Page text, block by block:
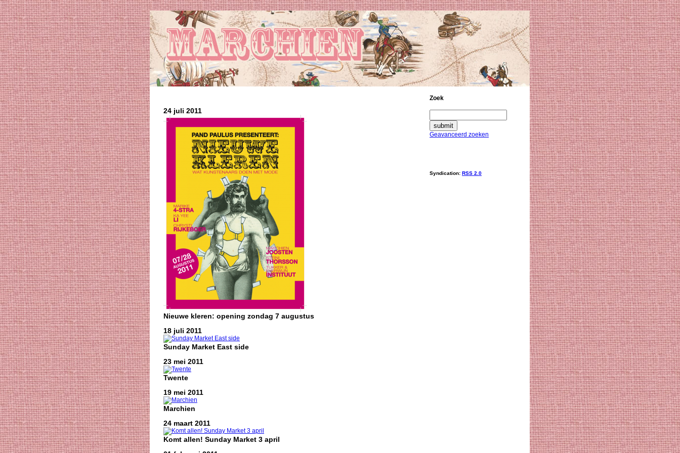
24 juli 2011
Nieuwe kleren: opening zondag 7 augustus
18 juli 2011
Sunday Market East side
23 mei 2011
Twente
19 mei 2011
Marchien
24 maart 2011
Komt allen! Sunday Market 3 april
Zoek
Geavanceerd zoeken
Syndication: RSS 2.0